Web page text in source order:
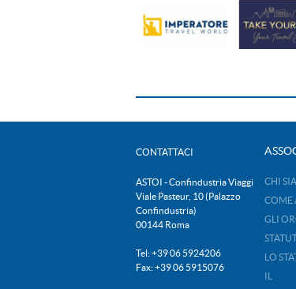
CONTATTACI
ASTOI - Confindustria Viaggi
Viale Pasteur, 10 (Palazzo
Confindustria)
00144 Roma
Tel: +39 06 5924206
Fax: +39 06 5915076
CHI
COME
GLI
LO